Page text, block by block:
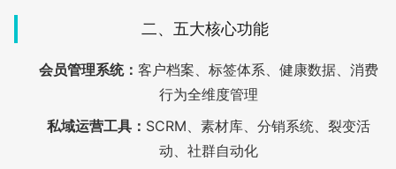
二、五大核心功能
会员管理系统： 客户档案、标签体系、健康数据、消费
行为全维度管理
私域运营工具： SCRM、素材库、分销系统、裂变活
动、社群自动化